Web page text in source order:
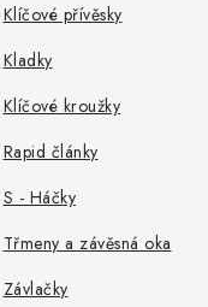
Klíčové přívěsky
Kladky
Klíčové kroužky
Rapid články
S - Háčky
Třmeny a závěsná oka
Závlačky